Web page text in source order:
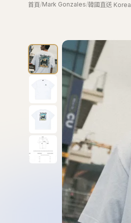
首頁/Mark Gonzales/韓國直送 Korea